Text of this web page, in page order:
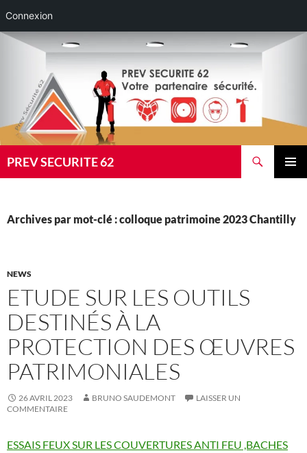
Connexion
Aller
PREV SECURITE 62
Archives par mot-clé : colloque patrimoine 2023 Chantilly
NEWS
ETUDE SUR LES OUTILS
DESTINÉS À LA
PROTECTION DES ŒUVRES
PATRIMONIALES
26 AVRIL 2023 BRUNO SAUDEMONT
LAISSER UN
COMMENTAIRE
ESSAIS FEUX SUR LES COUVERTURES ANTI FEU ,BACHES